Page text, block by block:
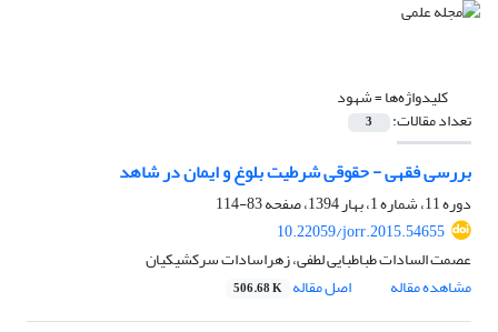
کلیدواژه‌ها =شهود
تعداد مقالات: 3
بررسی فقهی - حقوقی شرطیت بلوغ و ایمان در شاهد
دوره 11، شماره 1، بهار 1394، صفحه
83-114
10.22059/jorr.2015.54655
عصمت السادات طباطبایی لطفی، زهراسادات سرکشیکیان
مشاهده مقاله
اصل مقاله 506.68 K